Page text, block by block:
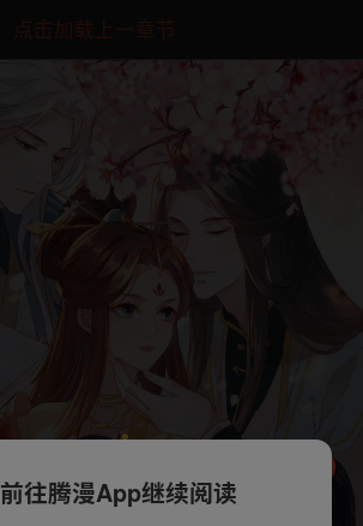
点击加载上一章节
往腾漫App继续阅读